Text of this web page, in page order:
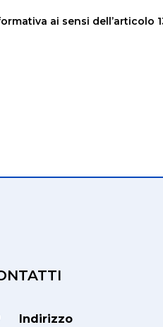
ai sensi
Indirizzo